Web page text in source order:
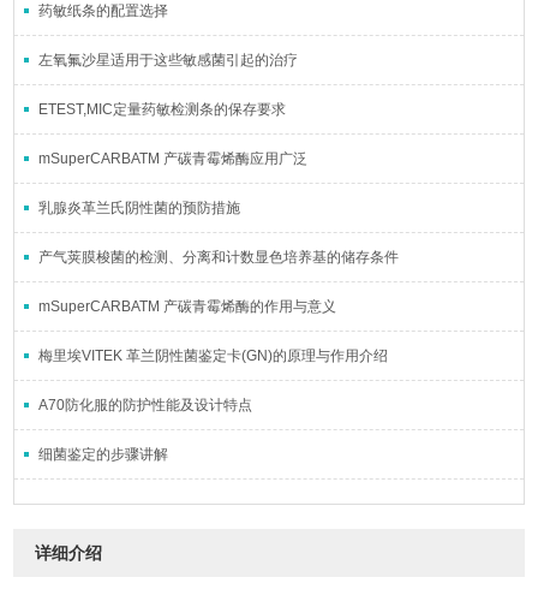
药敏纸条的配置选择
左氧氟沙星适用于这些敏感菌引起的治疗
ETEST,MIC定量药敏检测条的保存要求
mSuperCARBATM 产碳青霉烯酶应用广泛
乳腺炎革兰氏阴性菌的预防措施
产气荚膜梭菌的检测、分离和计数显色培养基的储存条件
mSuperCARBATM 产碳青霉烯酶的作用与意义
梅里埃VITEK 革兰阴性菌鉴定卡(GN)的原理与作用介绍
A70防化服的防护性能及设计特点
细菌鉴定的步骤讲解
详细介绍